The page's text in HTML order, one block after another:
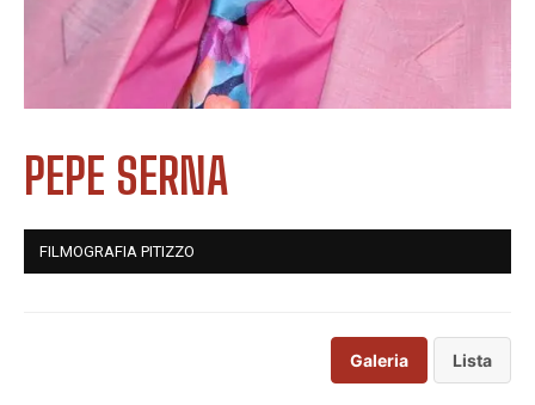
PEPE SERNA
FILMOGRAFIA PITIZZO
Galeria Lista